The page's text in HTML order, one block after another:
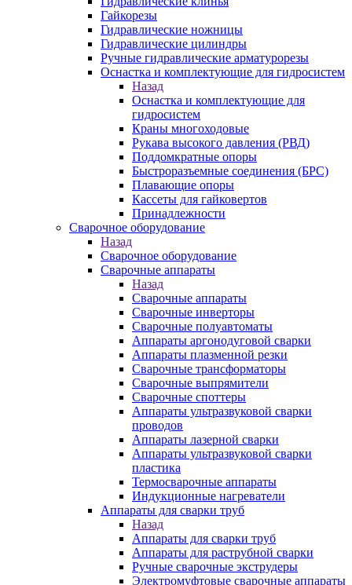
Гайкорезы
Гидравлические ножницы
Гидравлические цилиндры
Ручные гидравлические арматурорезы
Оснастка и комплектующие для гидросистем
Назад
Оснастка и комплектующие для
гидросистем
Краны многоходовые
Рукава высокого давления (РВД)
Поддомкратные опоры
Быстроразъемные соединения (БРС)
Плавающие опоры
Кассеты для гайковертов
Принадлежности
Сварочное оборудование
Назад
Сварочное оборудование
Сварочные аппараты
Назад
Сварочные аппараты
Сварочные инверторы
Сварочные полуавтоматы
Аппараты аргонодуговой сварки
Аппараты плазменной резки
Сварочные трансформаторы
Сварочные выпрямители
Сварочные споттеры
Аппараты ультразвуковой сварки
проводов
Аппараты лазерной сварки
Аппараты ультразвуковой сварки
пластика
Термосварочные аппараты
Индукционные нагреватели
Аппараты для сварки труб
Назад
Аппараты для сварки труб
Аппараты для раструбной сварки
Ручные сварочные экструдеры
Электромуфтовые сварочные аппараты